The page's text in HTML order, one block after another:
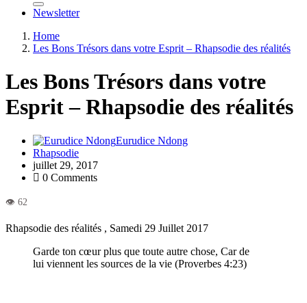
Newsletter
Home
Les Bons Trésors dans votre Esprit – Rhapsodie des réalités
Les Bons Trésors dans votre
Esprit – Rhapsodie des réalités
Eurudice Ndong
Rhapsodie
juillet 29, 2017
0 Comments
Rhapsodie des réalités , Samedi 29 Juillet 2017
Garde ton cœur plus que toute autre chose, Car de
lui viennent les sources de la vie (Proverbes 4:23)